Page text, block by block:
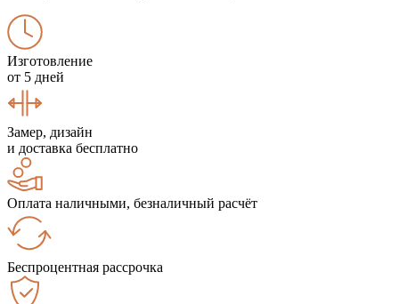
Изготовление
от 5 дней
Замер, дизайн
и доставка бесплатно
Оплата наличными, безналичный расчёт
Беспроцентная рассрочка